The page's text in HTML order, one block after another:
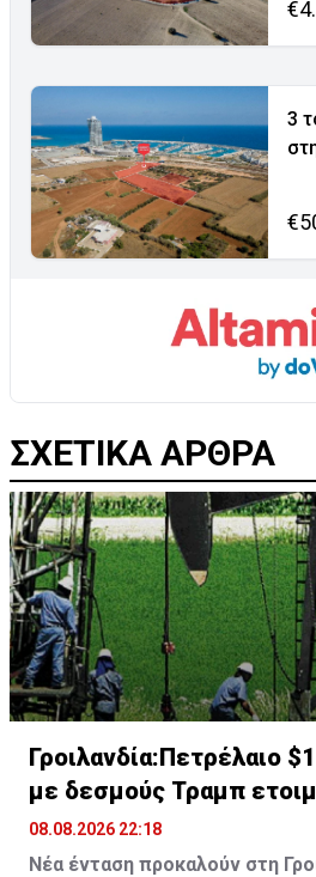
3
ΣΧΕΤΙΚΑ ΑΡΘΡΑ
Γροιλανδία:Πετρέλαιο
με δεσμούς Τραμπ
γεωτρήσεις
08.08.2026 22:18
Νέα ένταση προκαλούν στη